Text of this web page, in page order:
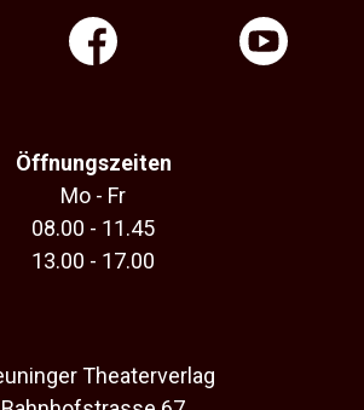
Öffnungszeiten
Mo - Fr
08.00 - 11.45
13.00 - 17.00
Theaterverlag